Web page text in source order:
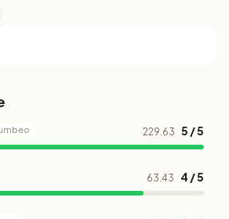
229.63 5 / 5
63.43 4 / 5